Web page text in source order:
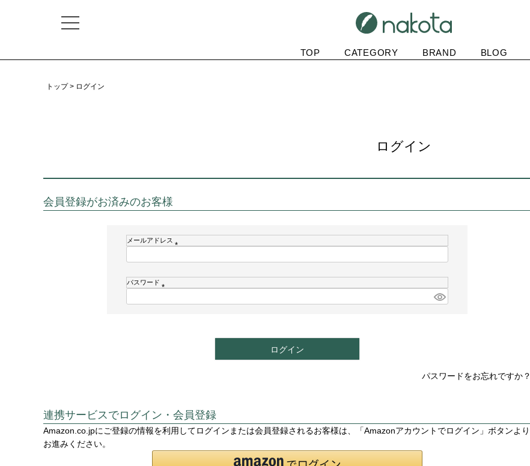
TOP CATEGORY BRAND BLOG
トップ ログイン
ログイン
会員登録がお済みのお客様
メールアドレス
須
)
パスワード
ログイン
パスワードをお忘れですか？
連携サービスでログイン・会員登録
Amazon.co.jpにご登録の情報を利用してログインまたは会員登録されるお客様は、「Amazonアカウントでログイン」ボタンより
お進みください。